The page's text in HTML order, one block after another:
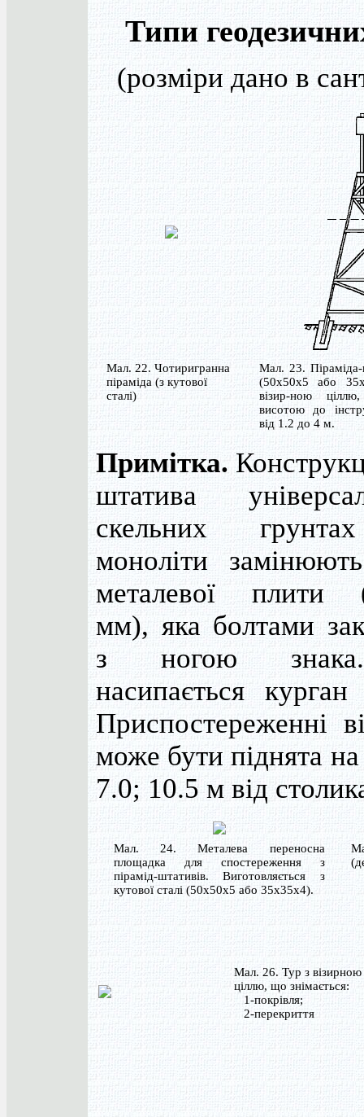
Типи
(розміри дано в
Мал. 22. Чотиригранна
піраміда (з кутової
сталі)
Мал. 23. Піраміда-
(50х50х5 або
візир-ною
висотою до
від 1.2 до 4 м.
Примітка.
штатива
скельних
моноліти
металевої плити
мм), яка болтами
з ногою
насипається
Приспостереженні
може бути піднята
7.0; 10.5 м від
Мал. 24. Металева переносна
площадка для спостереження з
пірамід-штативів. Виготовляється з
кутової сталі (50х50х5 або 35х35х4).
Мал. 26. Тур з візирною
ціллю, що знімається:
1-покрівля;
2-перекриття